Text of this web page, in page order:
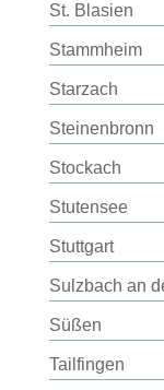
St. Blasien
Stammheim
Starzach
Steinenbronn
Stockach
Stutensee
Stuttgart
Sulzbach an
Süßen
Tailfingen